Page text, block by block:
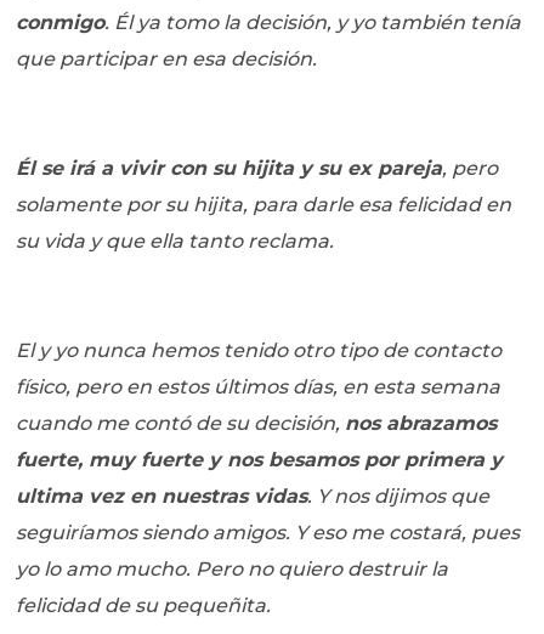
conmigo. Él ya tomo la decisión, y yo también tenía
que participar en esa decisión.
Él se irá a vivir con su hijita y su ex pareja, pero
solamente por su hijita, para darle esa felicidad en
su vida y que ella tanto reclama.
El y yo nunca hemos tenido otro tipo de contacto
físico, pero en estos últimos días, en esta semana
cuando me contó de su decisión, nos abrazamos
fuerte, muy fuerte y nos besamos por primera y
ultima vez en nuestras vidas. Y nos dijimos que
seguiríamos siendo amigos. Y eso me costará, pues
yo lo amo mucho. Pero no quiero destruir la
felicidad de su pequeñita.